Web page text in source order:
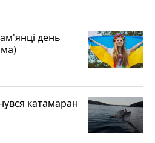
день
катамаран